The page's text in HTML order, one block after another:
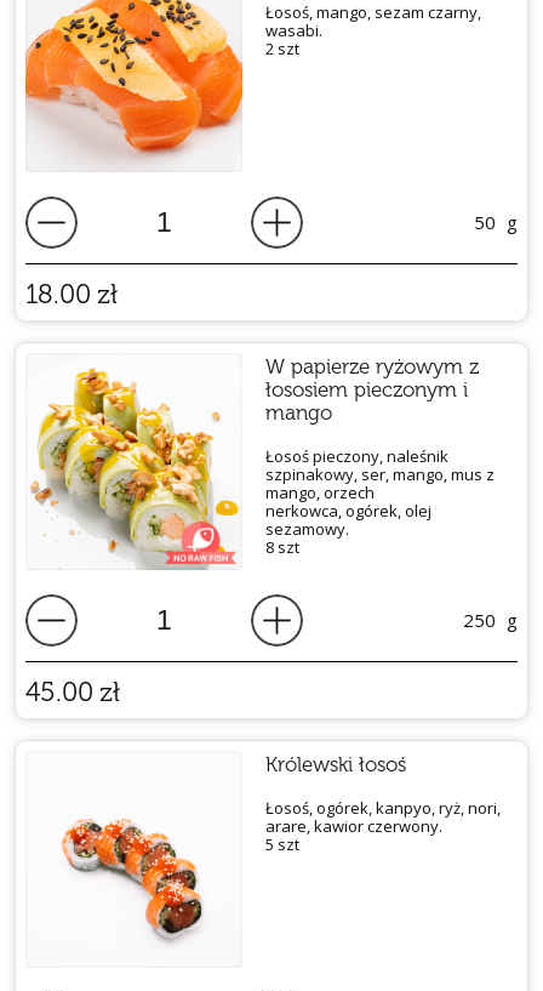
Łosoś, mango, sezam czarny,
wasabi.
2 szt
50 g
18.00 zł
W papierze ryżowym z
łososiem pieczonym i
mango
Łosoś pieczony, naleśnik
szpinakowy, ser, mango, mus z
mango, orzech
nerkowca, ogórek, olej
sezamowy.
8 szt
250 g
45.00 zł
Królewski łosoś
Łosoś, ogórek, kanpyo, ryż, nori,
arare, kawior czerwony.
5 szt